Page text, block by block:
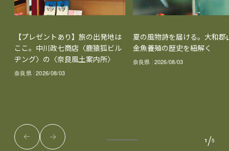
【プレゼントあり】旅の出発地は
ここ。中川政七商店〈鹿猿狐ビル
ヂング〉の〈奈良風土案内所〉
奈良県 2026/08/03
夏の風物詩を届ける。大和郡
金魚養殖の歴史を紐解く
奈良県 2026/08/03
1 /5